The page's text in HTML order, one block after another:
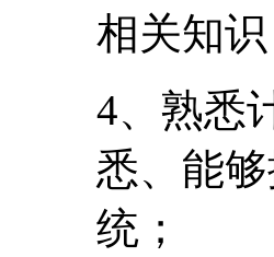
相关知识
4、熟悉
悉、能
统；